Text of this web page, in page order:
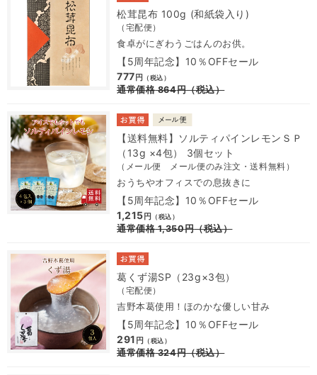
松茸昆布 100g (和紙袋入り)
（宅配便）
食卓がにぎわうごはんのお供。
【5周年記念】10％OFFセール
777 円 （税込）
通常価格864円（税込）
【送料無料】ソルティパインレモンＳＰ
（13g ×4包） 3個セット
（メール便 メール便のみ注文・送料無料）
おうちやオフィスでの息抜きに
【5周年記念】10％OFFセール
1,215 円 （税込）
通常価格1,350円（税込）
葛くず湯SP（23g×3包）
（宅配便）
吉野本葛使用！ほのかな優しい甘み
【5周年記念】10％OFFセール
291 円 （税込）
通常価格324円（税込）